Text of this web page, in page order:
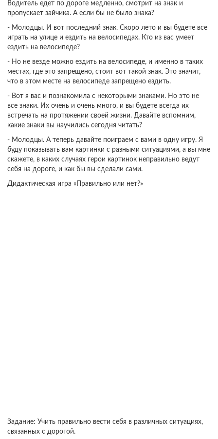
Водитель едет по дороге медленно, смотрит на знак и
пропускает зайчика. А если бы не было знака?
- Молодцы. И вот последний знак. Скоро лето и вы будете все
играть на улице и ездить на велосипедах. Кто из вас умеет
ездить на велосипеде?
- Но не везде можно ездить на велосипеде, и именно в таких
местах, где это запрещено, стоит вот такой знак. Это значит,
что в этом месте на велосипеде запрещено ездить.
- Вот я вас и познакомила с некоторыми знаками. Но это не
все знаки. Их очень и очень много, и вы будете всегда их
встречать на протяжении своей жизни. Давайте вспомним,
какие знаки вы научились сегодня читать?
- Молодцы. А теперь давайте поиграем с вами в одну игру. Я
буду показывать вам картинки с разными ситуациями, а вы мне
скажете, в каких случаях герои картинок неправильно ведут
себя на дороге, и как бы вы сделали сами.
Дидактическая игра «Правильно или нет?»
Задание: Учить правильно вести себя в различных ситуациях,
связанных с дорогой.